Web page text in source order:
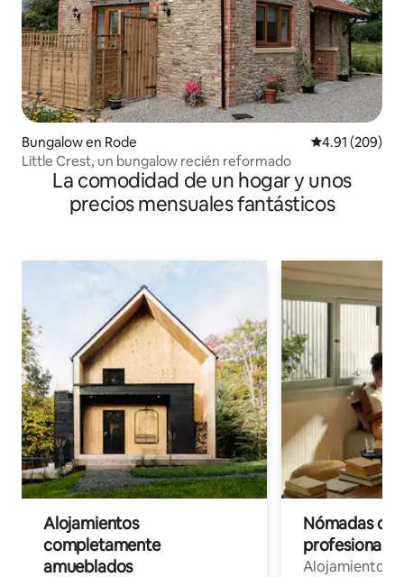
Bungalow en Rode Calificación
4.91 (209)
Little Crest, un bungalow recién reformado
La comodidad de un hogar y unos
precios mensuales fantásticos
Alojamientos
completamente
amueblados
Nómadas
Alojamientos